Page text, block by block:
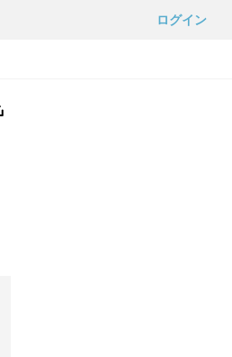
ログイン